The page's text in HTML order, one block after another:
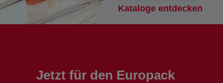
Kataloge entdecken
Jetzt für den Europack